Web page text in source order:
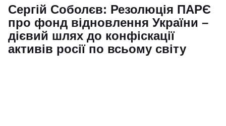
Сергій Соболєв: Резолюція ПАРЄ
про фонд відновлення України –
дієвий шлях до конфіскації
активів росії по всьому світу